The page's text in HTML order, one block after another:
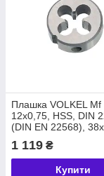
Плашка VOLKEL Мf
12х0,75, HSS, DIN
(DIN EN 22568),
допуск 6g, різьба
для ручного
VS,
1 119 ₴
Купити